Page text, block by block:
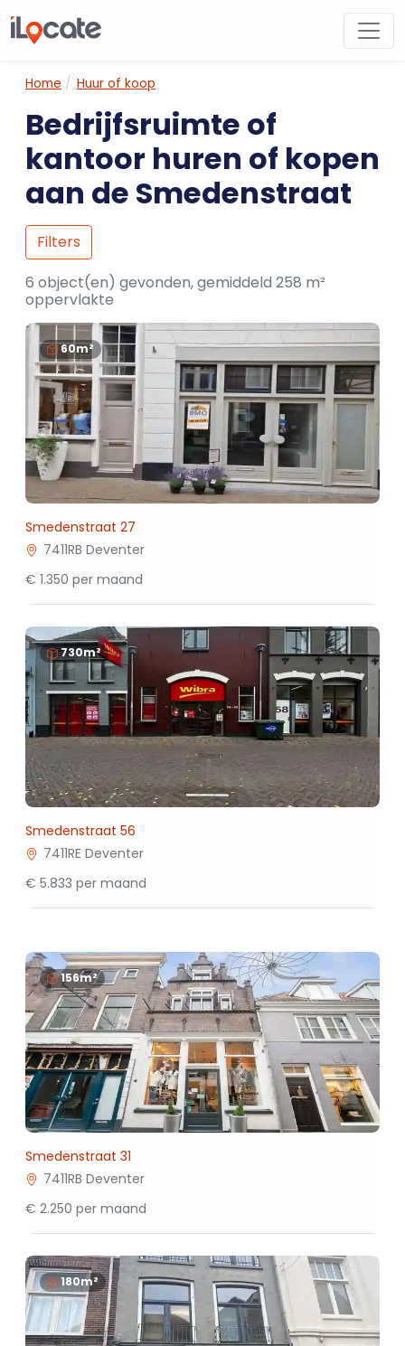
Home Huur of koop
Bedrijfsruimte of
kantoor huren of kopen
aan de Smedenstraat
Filters
6 object(en) gevonden, gemiddeld 258 m²
oppervlakte
60m²
Smedenstraat 27
7411RB Deventer
€ 1.350 per maand
730m²
Smedenstraat 56
7411RE Deventer
€ 5.833 per maand
156m²
Smedenstraat 31
7411RB Deventer
€ 2.250 per maand
180m²